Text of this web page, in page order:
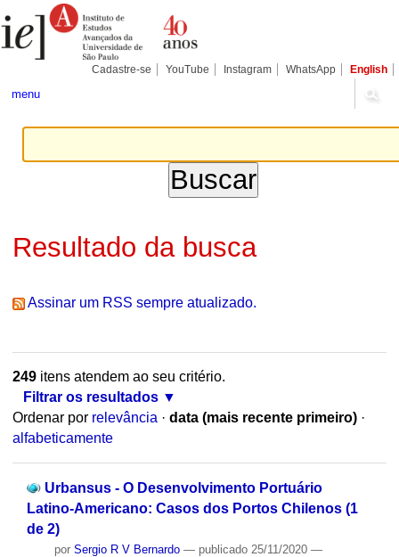
para
conteúdo.
Pessoais
Cadastre-se YouTube Instagram WhatsApp English
menu
Resultado da busca
Assinar um RSS sempre atualizado.
249itens atendem ao seu critério.
Filtrar os resultados
Ordenar por relevância · data (mais recente primeiro) ·
alfabeticamente
Urbansus - O Desenvolvimento Portuário
Latino-Americano: Casos dos Portos Chilenos (1
de 2)
por Sergio R V Bernardo — publicado25/11/2020 —